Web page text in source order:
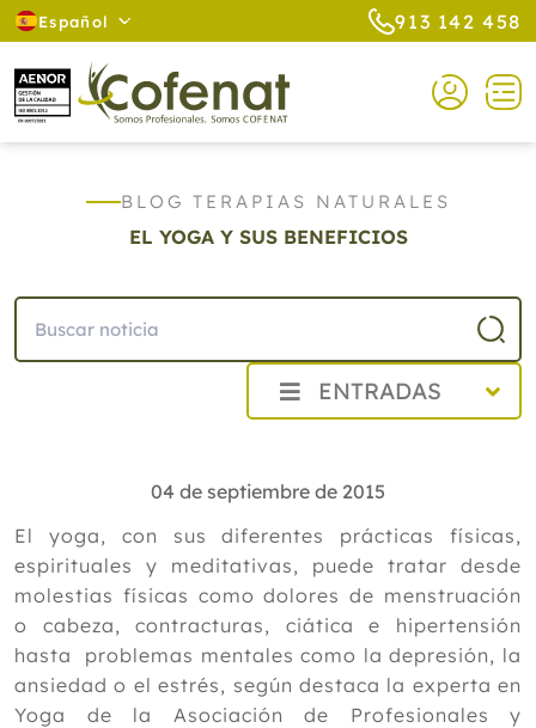
Español 913 142 458
BLOG TERAPIAS NATURALES
EL YOGA Y SUS BENEFICIOS
ENTRADAS
2025
2024
2023
2022
2021
2020
04 de septiembre de 2015
El yoga, con sus diferentes prácticas físicas,
espirituales y meditativas, puede tratar desde
molestias físicas como dolores de menstruación
o cabeza, contracturas, ciática e hipertensión
hasta problemas mentales como la depresión, la
ansiedad o el estrés, según destaca la experta en
Yoga de la Asociación de Profesionales y